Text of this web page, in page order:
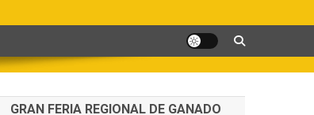
GRAN FERIA REGIONAL DE GANADO